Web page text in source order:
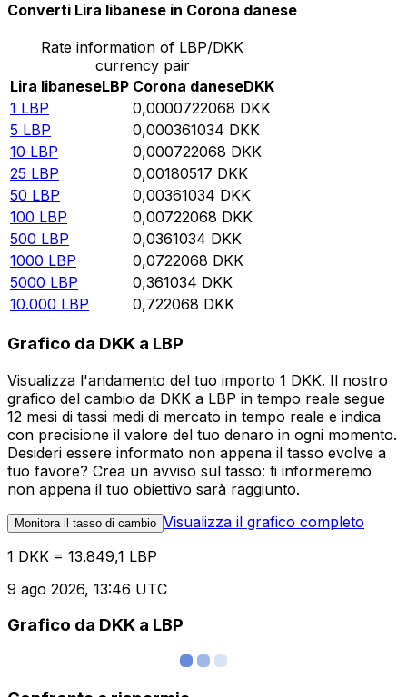
Converti Lira libanese in Corona danese
Rate information of LBP/DKK
currency pair
Lira libaneseLBP Corona daneseDKK
1 LBP 0,0000722068 DKK
5 LBP 0,000361034 DKK
10 LBP 0,000722068 DKK
25 LBP 0,00180517 DKK
50 LBP 0,00361034 DKK
100 LBP 0,00722068 DKK
500 LBP 0,0361034 DKK
1000 LBP 0,0722068 DKK
5000 LBP 0,361034 DKK
10.000 LBP 0,722068 DKK
Grafico da DKK a LBP
Visualizza l'andamento del tuo importo 1 DKK. Il nostro
grafico del cambio da DKK a LBP in tempo reale segue
12 mesi di tassi medi di mercato in tempo reale e indica
con precisione il valore del tuo denaro in ogni momento.
Desideri essere informato non appena il tasso evolve a
tuo favore? Crea un avviso sul tasso: ti informeremo
non appena il tuo obiettivo sarà raggiunto.
Monitora il tasso di cambio Visualizza il grafico completo
1 DKK = 13.849,1 LBP
9 ago 2026, 13:46 UTC
Grafico da DKK a LBP